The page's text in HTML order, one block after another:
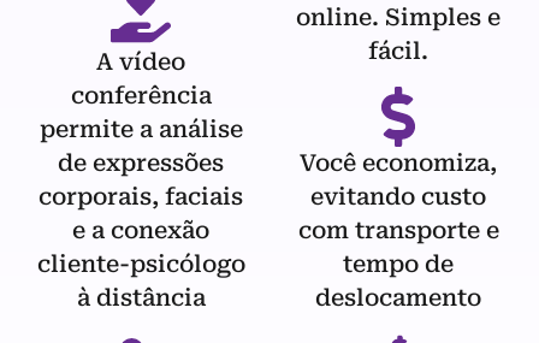
A vídeo
conferência
permite a análise
de expressões
corporais, faciais
e a conexão
cliente-psicólogo
à distância
online. Simples e
fácil.
Você economiza,
evitando custo
com transporte e
tempo de
deslocamento